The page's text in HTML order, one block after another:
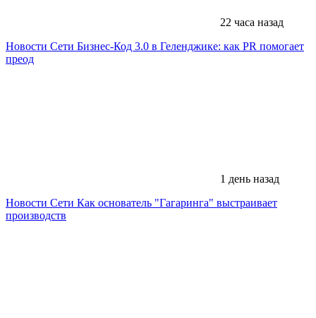
22 часа назад
Новости Сети Бизнес-Код 3.0 в Геленджике: как PR помогает
преод
1 день назад
Новости Сети Как основатель "Гагаринга" выстраивает
производств